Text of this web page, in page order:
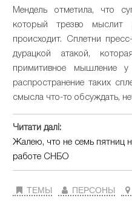
Мендель отметила, что
который трезво мыслит
происходит. Сплетни
дурацкой атакой,
примитивное мышление
распространение таких
смысла что-то обсуждать,
Читати далі:
Жалею, что не семь пятниц
работе СНБО
ТЕМЫ ПЕРСОНЫ